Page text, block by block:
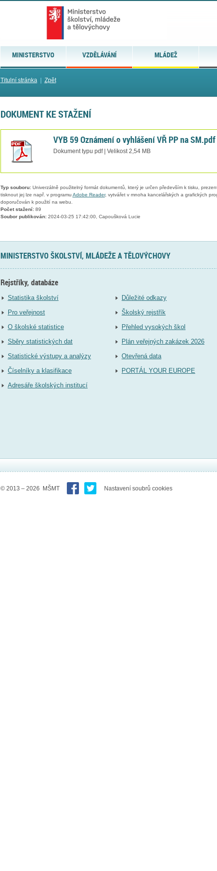
MINISTERSTVO VZDĚLÁVÁNÍ MLÁDEŽ
Titulní stránka| Zpět
DOKUMENT KE STAŽENÍ
VYB 59 Oznámení o vyhlášení VŘ PP na SM.pdf
Dokument typu pdf | Velikost 2,54 MB
Typ souboru:Univerzálně použitelný formát dokumentů, který je určen především k tisku,
tisknout jej lze např. v programu Adobe Reader, vytvářet v mnoha kancelářských a grafických
doporučován k použití na webu.
Počet stažení:89
Soubor publikován:2024-03-25 17:42:00, Capoušková Lucie
MINISTERSTVO ŠKOLSTVÍ, MLÁDEŽE A TĚLOVÝCHOVY
Rejstříky, databáze
Statistika školství
Pro veřejnost
O školské statistice
Sběry statistických dat
Statistické výstupy a analýzy
Číselníky a klasifikace
Adresáře školských institucí
Důležité odkazy
Školský rejstřík
Přehled vysokých škol
Plán veřejných zakázek 2026
Otevřená data
PORTÁL YOUR EUROPE
© 2013 – 2026 MŠMT Nastavení soubrů cookies